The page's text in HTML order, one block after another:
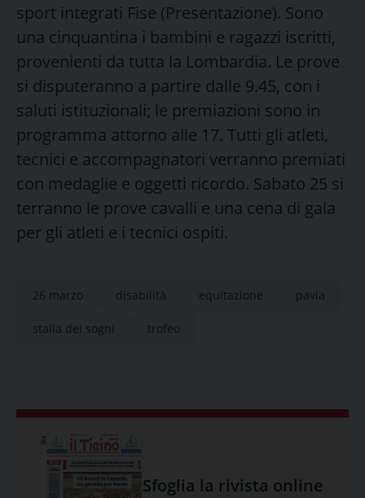
sport integrati Fise (Presentazione). Sono
una cinquantina i bambini e ragazzi iscritti,
provenienti da tutta la Lombardia. Le prove
si disputeranno a partire dalle 9.45, con i
saluti istituzionali; le premiazioni sono in
programma attorno alle 17. Tutti gli atleti,
tecnici e accompagnatori verranno premiati
con medaglie e oggetti ricordo. Sabato 25 si
terranno le prove cavalli e una cena di gala
per gli atleti e i tecnici ospiti.
26 marzo disabilità equitazione pavia
stalla dei sogni trofeo
Sfoglia la rivista online